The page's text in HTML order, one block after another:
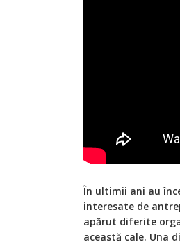
În ultimii ani au
interesate de
apărut diferite
această cale. Una